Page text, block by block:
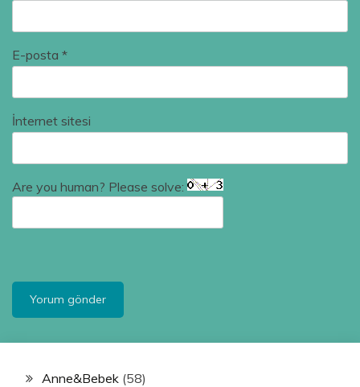
E-posta *
İnternet sitesi
Are you human? Please solve:
Anne&Bebek (58)